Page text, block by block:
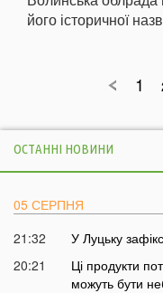
його історичної
1
ОСТАННІ НОВИНИ
05 СЕРПНЯ
21:32
У Луцьку
20:21
Ці продукти
можуть бути